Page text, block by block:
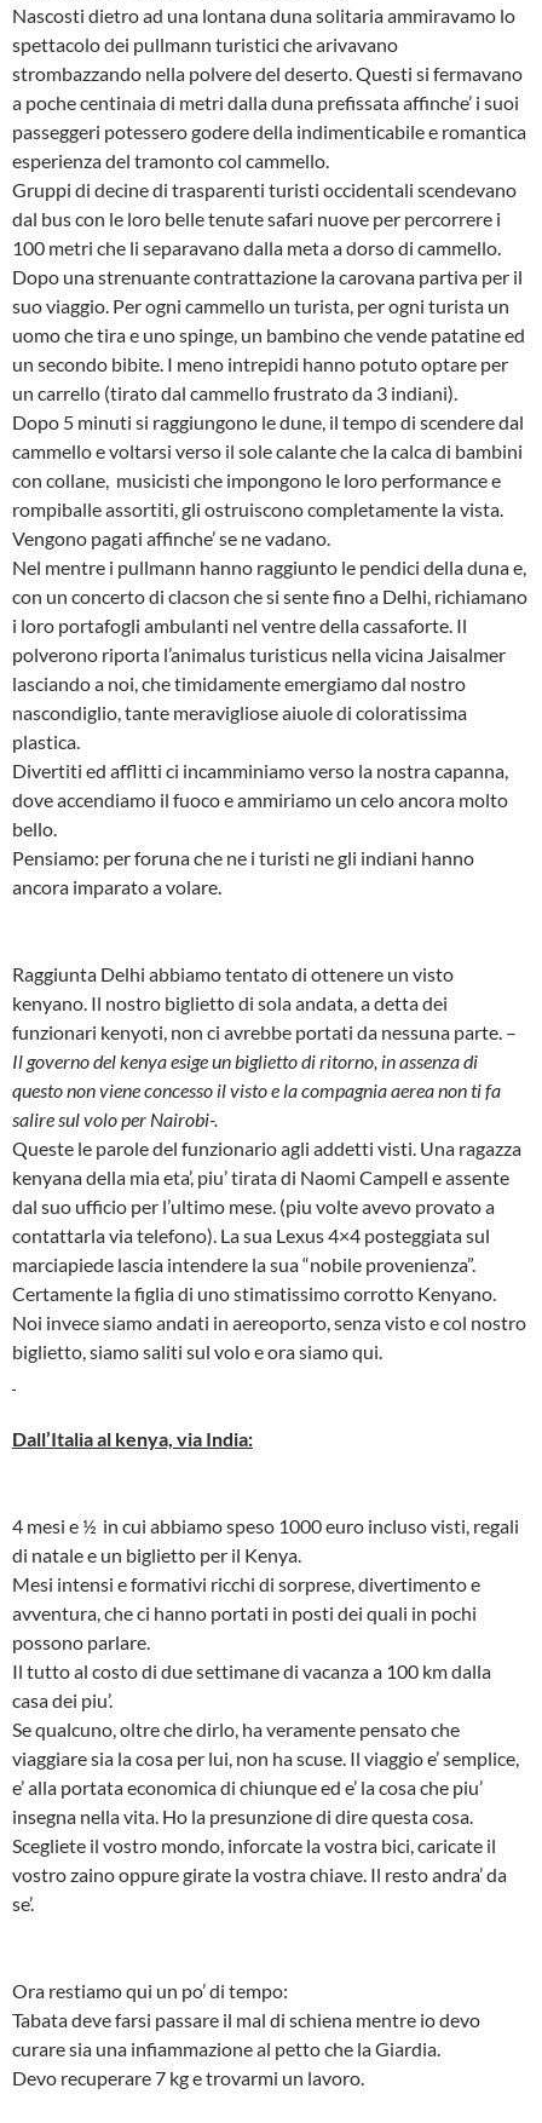
Nascosti dietro ad una lontana duna solitaria ammiravamo lo
spettacolo dei pullmann turistici che arivavano
strombazzando nella polvere del deserto. Questi si fermavano
a poche centinaia di metri dalla duna prefissata affinche’ i suoi
passeggeri potessero godere della indimenticabile e romantica
esperienza del tramonto col cammello.
Gruppi di decine di trasparenti turisti occidentali scendevano
dal bus con le loro belle tenute safari nuove per percorrere i
100 metri che li separavano dalla meta a dorso di cammello.
Dopo una strenuante contrattazione la carovana partiva per il
suo viaggio. Per ogni cammello un turista, per ogni turista un
uomo che tira e uno spinge, un bambino che vende patatine ed
un secondo bibite. I meno intrepidi hanno potuto optare per
un carrello (tirato dal cammello frustrato da 3 indiani).
Dopo 5 minuti si raggiungono le dune, il tempo di scendere dal
cammello e voltarsi verso il sole calante che la calca di bambini
con collane, musicisti che impongono le loro performance e
rompiballe assortiti, gli ostruiscono completamente la vista.
Vengono pagati affinche’ se ne vadano.
Nel mentre i pullmann hanno raggiunto le pendici della duna e,
con un concerto di clacson che si sente fino a Delhi, richiamano
i loro portafogli ambulanti nel ventre della cassaforte. Il
polverono riporta l’animalus turisticus nella vicina Jaisalmer
lasciando a noi, che timidamente emergiamo dal nostro
nascondiglio, tante meravigliose aiuole di coloratissima
plastica.
Divertiti ed afflitti ci incamminiamo verso la nostra capanna,
dove accendiamo il fuoco e ammiriamo un celo ancora molto
bello.
Pensiamo: per foruna che ne i turisti ne gli indiani hanno
ancora imparato a volare.
Raggiunta Delhi abbiamo tentato di ottenere un visto
kenyano. Il nostro biglietto di sola andata, a detta dei
funzionari kenyoti, non ci avrebbe portati da nessuna parte. –
Il governo del kenya esige un biglietto di ritorno, in assenza di
questo non viene concesso il visto e la compagnia aerea non ti fa
salire sul volo per Nairobi-.
Queste le parole del funzionario agli addetti visti. Una ragazza
kenyana della mia eta’, piu’ tirata di Naomi Campell e assente
dal suo ufficio per l’ultimo mese. (piu volte avevo provato a
contattarla via telefono). La sua Lexus 4×4 posteggiata sul
marciapiede lascia intendere la sua “nobile provenienza”.
Certamente la figlia di uno stimatissimo corrotto Kenyano.
Noi invece siamo andati in aereoporto, senza visto e col nostro
biglietto, siamo saliti sul volo e ora siamo qui.
Dall’Italia al kenya, via India:
4 mesi e ½ in cui abbiamo speso 1000 euro incluso visti, regali
di natale e un biglietto per il Kenya.
Mesi intensi e formativi ricchi di sorprese, divertimento e
avventura, che ci hanno portati in posti dei quali in pochi
possono parlare.
Il tutto al costo di due settimane di vacanza a 100 km dalla
casa dei piu’.
Se qualcuno, oltre che dirlo, ha veramente pensato che
viaggiare sia la cosa per lui, non ha scuse. Il viaggio e’ semplice,
e’ alla portata economica di chiunque ed e’ la cosa che piu’
insegna nella vita. Ho la presunzione di dire questa cosa.
Scegliete il vostro mondo, inforcate la vostra bici, caricate il
vostro zaino oppure girate la vostra chiave. Il resto andra’ da
se’.
Ora restiamo qui un po’ di tempo:
Tabata deve farsi passare il mal di schiena mentre io devo
curare sia una infiammazione al petto che la Giardia.
Devo recuperare 7 kg e trovarmi un lavoro.